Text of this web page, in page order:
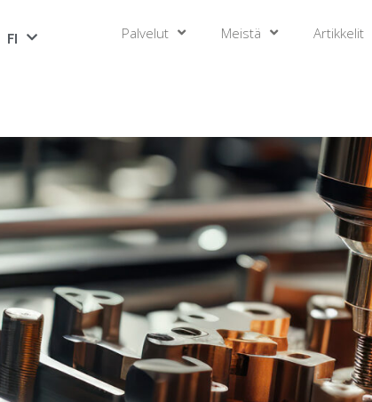
FI
EN Palvelut Meistä Artikkelit